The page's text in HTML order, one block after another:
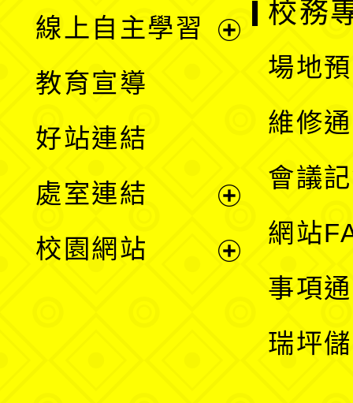
線上自主學習
單
教育宣導
好站連結
處室連結
校園網站
校務
場地
維修
會議
網站
事項
瑞坪